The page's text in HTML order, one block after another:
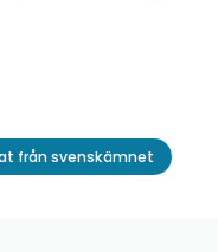
från svenskämnet